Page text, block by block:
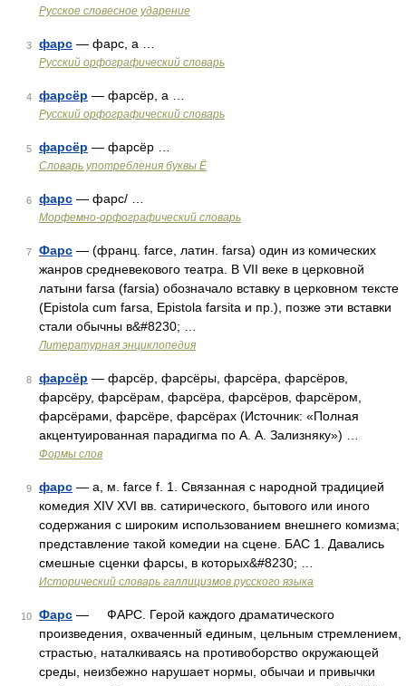
Русское словесное ударение
3 фарс — фарс, а …
Русский орфографический словарь
4 фарсёр — фарсёр, а …
Русский орфографический словарь
5 фарсёр — фарсёр …
Словарь употребления буквы Ё
6 фарс — фарс/ …
Морфемно-орфографический словарь
7 Фарс — (франц. farce, латин. farsa) один из комических
жанров средневекового театра. В VII веке в церковной
латыни farsa (farsia) обозначало вставку в церковном тексте
(Epistola cum farsa, Epistola farsita и пр.), позже эти вставки
стали обычны в&#8230; …
Литературная энциклопедия
8 фарсёр — фарсёр, фарсёры, фарсёра, фарсёров,
фарсёру, фарсёрам, фарсёра, фарсёров, фарсёром,
фарсёрами, фарсёре, фарсёрах (Источник: «Полная
акцентуированная парадигма по А. А. Зализняку») …
Формы слов
9 фарс — а, м. farce f. 1. Связанная с народной традицией
комедия XIV XVI вв. сатирического, бытового или иного
содержания с широким использованием внешнего комизма;
представление такой комедии на сцене. БАС 1. Давались
смешные сценки фарсы, в которых&#8230; …
Исторический словарь галлицизмов русского языка
10 Фарс — ФАРС. Герой каждого драматического
произведения, охваченный единым, цельным стремлением,
страстью, наталкиваясь на противоборство окружающей
среды, неизбежно нарушает нормы, обычаи и привычки